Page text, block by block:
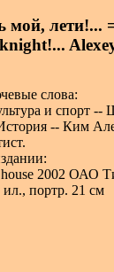
мой, лети!...
слова:
и спорт --
-- Ким
house 2002 ОАО
портр. 21 см